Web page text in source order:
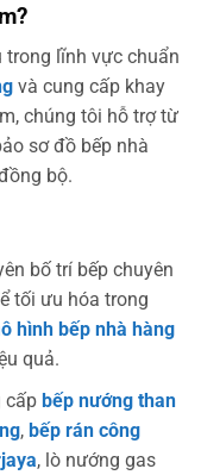
trong lĩnh vực chuẩn
và cung cấp khay
chúng tôi hỗ trợ từ
sơ đồ bếp nhà
bộ.
bố trí bếp chuyên
tối ưu hóa trong
hình bếp nhà hàng
quả.
cấp bếp nướng than
, bếp rán công
, lò nướng gas